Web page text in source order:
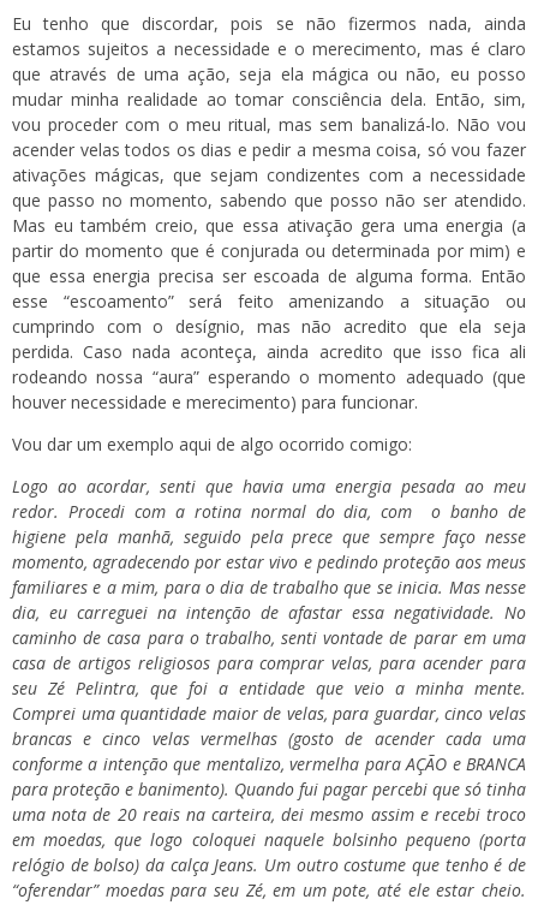
Eu tenho que discordar, pois se não fizermos nada, ainda
estamos sujeitos a necessidade e o merecimento, mas é claro
que através de uma ação, seja ela mágica ou não, eu posso
mudar minha realidade ao tomar consciência dela. Então, sim,
vou proceder com o meu ritual, mas sem banalizá-lo. Não vou
acender velas todos os dias e pedir a mesma coisa, só vou fazer
ativações mágicas, que sejam condizentes com a necessidade
que passo no momento, sabendo que posso não ser atendido.
Mas eu também creio, que essa ativação gera uma energia (a
partir do momento que é conjurada ou determinada por mim) e
que essa energia precisa ser escoada de alguma forma. Então
esse “escoamento” será feito amenizando a situação ou
cumprindo com o desígnio, mas não acredito que ela seja
perdida. Caso nada aconteça, ainda acredito que isso fica ali
rodeando nossa “aura” esperando o momento adequado (que
houver necessidade e merecimento) para funcionar.
Vou dar um exemplo aqui de algo ocorrido comigo:
Logo ao acordar, senti que havia uma energia pesada ao meu
redor. Procedi com a rotina normal do dia, com o banho de
higiene pela manhã, seguido pela prece que sempre faço nesse
momento, agradecendo por estar vivo e pedindo proteção aos meus
familiares e a mim, para o dia de trabalho que se inicia. Mas nesse
dia, eu carreguei na intenção de afastar essa negatividade. No
caminho de casa para o trabalho, senti vontade de parar em uma
casa de artigos religiosos para comprar velas, para acender para
seu Zé Pelintra, que foi a entidade que veio a minha mente.
Comprei uma quantidade maior de velas, para guardar, cinco velas
brancas e cinco velas vermelhas (gosto de acender cada uma
conforme a intenção que mentalizo, vermelha para AÇÃO e BRANCA
para proteção e banimento). Quando fui pagar percebi que só tinha
uma nota de 20 reais na carteira, dei mesmo assim e recebi troco
em moedas, que logo coloquei naquele bolsinho pequeno (porta
relógio de bolso) da calça Jeans. Um outro costume que tenho é de
“oferendar” moedas para seu Zé, em um pote, até ele estar cheio.